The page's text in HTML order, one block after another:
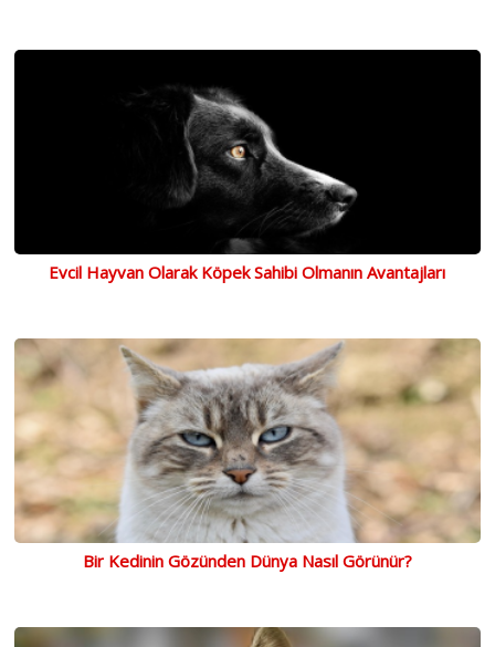
Evcil Hayvan Olarak Köpek Sahibi Olmanın Avantajları
Bir Kedinin Gözünden Dünya Nasıl Görünür?